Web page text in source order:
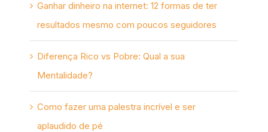
Ganhar dinheiro na internet: 12 formas de ter
resultados mesmo com poucos seguidores
Diferença Rico vs Pobre: Qual a sua
Mentalidade?
Como fazer uma palestra incrível e ser
aplaudido de pé